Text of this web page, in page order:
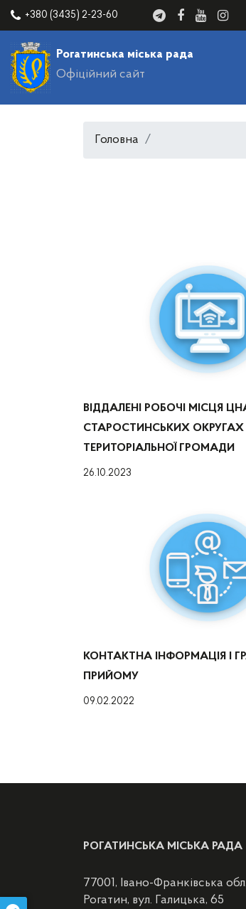
+380 (3435) 2-23-60
Рогатинська міська рада
Офіційний сайт
Головна
ВІДДАЛЕНІ РОБОЧІ МІСЦЯ
СТАРОСТИНСЬКИХ ОКРУГАХ
ТЕРИТОРІАЛЬНОЇ ГРОМАДИ
26.10.2023
КОНТАКТНА ІНФОРМАЦІЯ І
ПРИЙОМУ
09.02.2022
РОГАТИНСЬКА МІСЬКА РАДА
77001, Івано-Франківська
Рогатин, вул. Галицька, 65